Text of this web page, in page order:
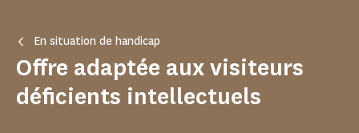
En situation de handicap
Offre adaptée aux visiteurs
déficients intellectuels